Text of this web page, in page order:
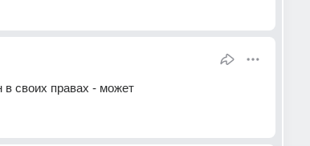
в своих правах - может